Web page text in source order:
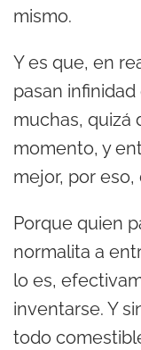
o
mismo.
Y es que, en
pasan
muchas, quizá
momento, y
mejor, por eso,
Porque quien
normalita a
lo es,
inventarse. Y
todo